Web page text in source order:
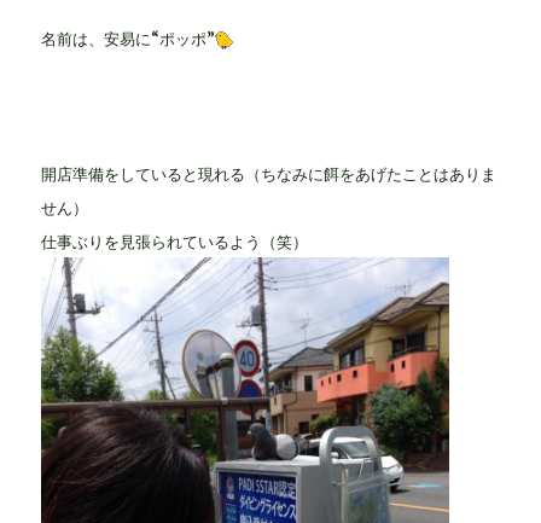
名前は、安易に“ポッポ”
開店準備をしていると現れる （ちなみに餌をあげたことはありま
せん）
仕事ぶりを見張られているよう（笑）